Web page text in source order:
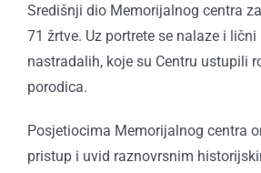
Središnji dio Memorijalnog centra
71 žrtve. Uz portrete se nalaze i lični
nastradalih, koje su Centru ustupili
porodica.
Posjetiocima Memorijalnog centra
pristup i uvid raznovrsnim